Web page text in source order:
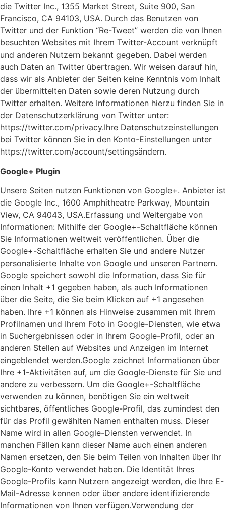
die Twitter Inc., 1355 Market Street, Suite 900, San
Francisco, CA 94103, USA. Durch das Benutzen von
Twitter und der Funktion “Re-Tweet” werden die von Ihnen
besuchten Websites mit Ihrem Twitter-Account verknüpft
und anderen Nutzern bekannt gegeben. Dabei werden
auch Daten an Twitter übertragen. Wir weisen darauf hin,
dass wir als Anbieter der Seiten keine Kenntnis vom Inhalt
der übermittelten Daten sowie deren Nutzung durch
Twitter erhalten. Weitere Informationen hierzu finden Sie in
der Datenschutzerklärung von Twitter unter:
https://twitter.com/privacy.Ihre Datenschutzeinstellungen
bei Twitter können Sie in den Konto-Einstellungen unter
https://twitter.com/account/settingsändern.
Google+ Plugin
Unsere Seiten nutzen Funktionen von Google+. Anbieter ist
die Google Inc., 1600 Amphitheatre Parkway, Mountain
View, CA 94043, USA.Erfassung und Weitergabe von
Informationen: Mithilfe der Google+-Schaltfläche können
Sie Informationen weltweit veröffentlichen. Über die
Google+-Schaltfläche erhalten Sie und andere Nutzer
personalisierte Inhalte von Google und unseren Partnern.
Google speichert sowohl die Information, dass Sie für
einen Inhalt +1 gegeben haben, als auch Informationen
über die Seite, die Sie beim Klicken auf +1 angesehen
haben. Ihre +1 können als Hinweise zusammen mit Ihrem
Profilnamen und Ihrem Foto in Google-Diensten, wie etwa
in Suchergebnissen oder in Ihrem Google-Profil, oder an
anderen Stellen auf Websites und Anzeigen im Internet
eingeblendet werden.Google zeichnet Informationen über
Ihre +1-Aktivitäten auf, um die Google-Dienste für Sie und
andere zu verbessern. Um die Google+-Schaltfläche
verwenden zu können, benötigen Sie ein weltweit
sichtbares, öffentliches Google-Profil, das zumindest den
für das Profil gewählten Namen enthalten muss. Dieser
Name wird in allen Google-Diensten verwendet. In
manchen Fällen kann dieser Name auch einen anderen
Namen ersetzen, den Sie beim Teilen von Inhalten über Ihr
Google-Konto verwendet haben. Die Identität Ihres
Google-Profils kann Nutzern angezeigt werden, die Ihre E-
Mail-Adresse kennen oder über andere identifizierende
Informationen von Ihnen verfügen.Verwendung der